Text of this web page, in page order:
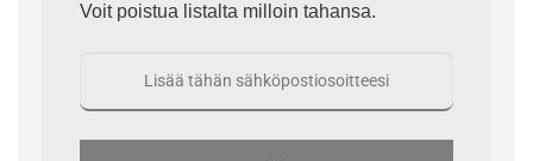
Voit poistua listalta milloin tahansa.